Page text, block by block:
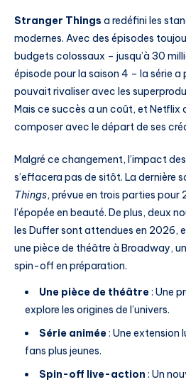
Stranger Things a redéfini les
modernes. Avec des épisodes
budgets colossaux – jusqu’à 30
épisode pour la saison 4 – la série a
pouvait rivaliser avec les
Mais ce succès a un coût, et Netflix
composer avec le départ de ses
Malgré ce changement, l’impact
s’effacera pas de sitôt. La dernière
Things, prévue en trois parties pour
l’épopée en beauté. De plus, deux
les Duffer sont attendues en 2026,
une pièce de théâtre à Broadway,
spin-off en préparation.
Une pièce de théâtre: Une
explore les origines de l’univers.
Série animée: Une extension
fans plus jeunes.
Spin-off live-action : Un